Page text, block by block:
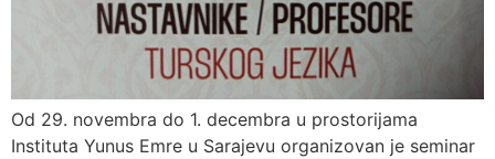
Od 29. novembra do 1. decembra u prostorijama
Instituta Yunus Emre u Sarajevu organizovan je seminar